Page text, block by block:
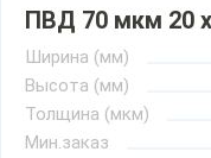
ПВД 70 мкм 20
Ширина (мм)
Высота (мм)
Толщина (мкм)
Мин.заказ